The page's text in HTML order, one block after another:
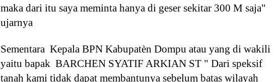
maka dari itu saya meminta hanya di geser sekitar 300 M saja"
ujarnya
Sementara Kepala BPN Kabupatèn Dompu atau yang di wakili
yaitu bapak BARCHEN SYATIF ARKIAN ST " Dari speksif
tanah kami tidak dapat membantunya sebelum batas wilayah